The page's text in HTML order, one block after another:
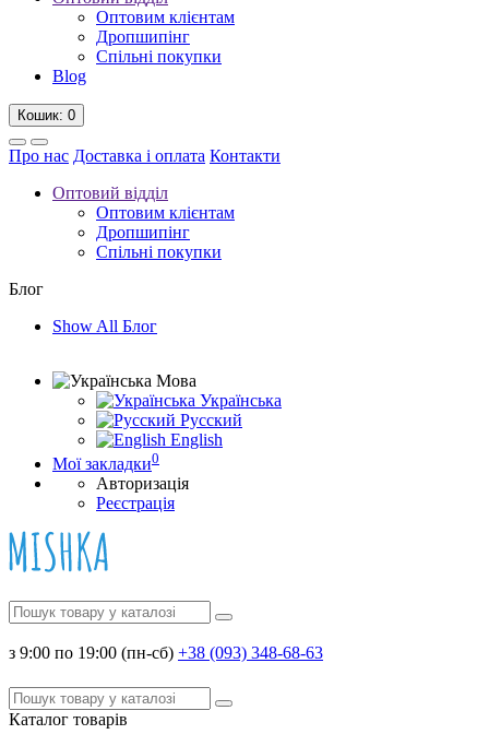
Оптовим клієнтам
Дропшипінг
Спільні покупки
Blog
Кошик: 0
Про нас Доставка і оплата Контакти
Оптовий відділ
Оптовим клієнтам
Дропшипінг
Спільні покупки
Блог
Show All Блог
Мова
Українська
Русский
English
Мої закладки0
Авторизація
Реєстрація
з 9:00 по 19:00 (пн-сб) +38 (093) 348-68-63
Каталог товарів